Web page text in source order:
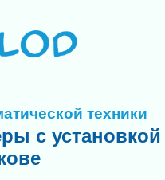
техники
с установкой